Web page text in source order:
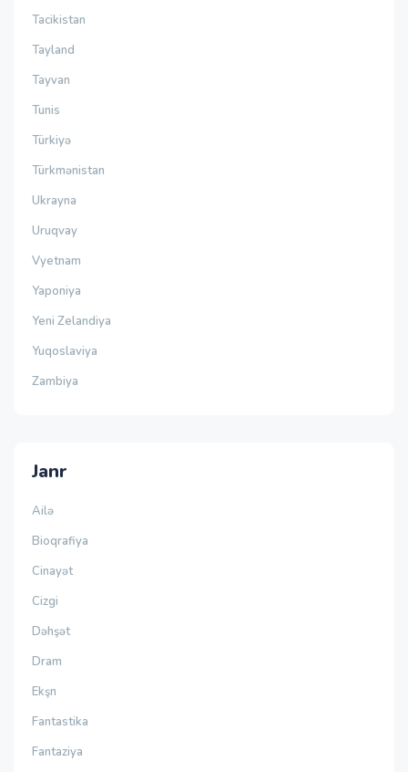
Tacikistan
Tayland
Tayvan
Tunis
Türkiyə
Türkmənistan
Ukrayna
Uruqvay
Vyetnam
Yaponiya
Yeni Zelandiya
Yuqoslaviya
Zambiya
Janr
Ailə
Bioqrafiya
Cinayət
Cizgi
Dəhşət
Dram
Ekşn
Fantastika
Fantaziya